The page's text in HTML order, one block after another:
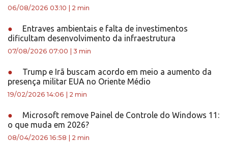
06/08/2026 03:10 2 min
●
Entraves ambientais e falta de investimentos
dificultam desenvolvimento da infraestrutura
07/08/2026 07:00 3 min
●
Trump e Irã buscam acordo em meio a aumento da
presença militar EUA no Oriente Médio
19/02/2026 14:06 2 min
●
Microsoft remove Painel de Controle do Windows 11:
o que muda em 2026?
08/04/2026 16:58 2 min